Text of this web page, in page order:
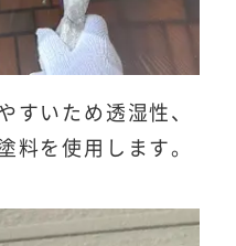
すいため透湿性、
料を使用します。